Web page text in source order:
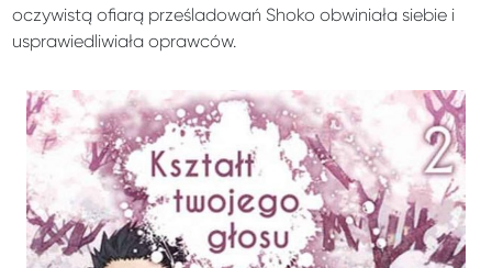
oczywistą ofiarą prześladowań Shoko obwiniała siebie i
usprawiedliwiała oprawców.